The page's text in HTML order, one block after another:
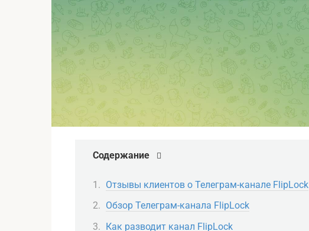
Содержание
Отзывы клиентов о Телеграм-канале FlipLock
Обзор Телеграм-канала FlipLock
Как разводит канал FlipLock